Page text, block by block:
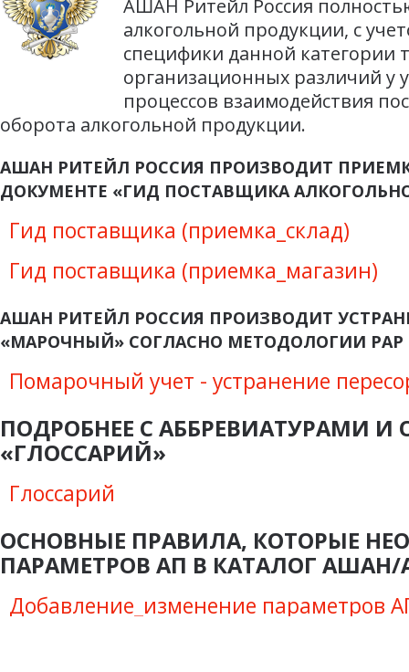
АШАН Ритейл Россия
алкогольной продукции, с
специфики данной категории
организационных различий у
процессов взаимодействия
оборота алкогольной продукции.
АШАН РИТЕЙЛ РОССИЯ ПРОИЗВОДИТ
ДОКУМЕНТЕ «ГИД ПОСТАВЩИКА
Гид поставщика (приемка_склад)
Гид поставщика (приемка_магазин)
АШАН РИТЕЙЛ РОССИЯ ПРОИЗВОДИТ
«МАРОЧНЫЙ» СОГЛАСНО МЕТОДОЛОГИИ РАР
Помарочный учет - устранение
ПОДРОБНЕЕ С АББРЕВИАТУРАМИ
«ГЛОССАРИЙ»
Глоссарий
ОСНОВНЫЕ ПРАВИЛА, КОТОРЫЕ
ПАРАМЕТРОВ АП В КАТАЛОГ АШАН/
Добавление_изменение параметров